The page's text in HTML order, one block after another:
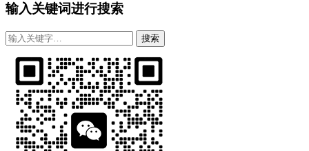
输入关键词进行搜索